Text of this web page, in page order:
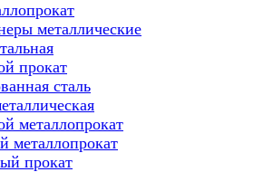
металлические
прокат
сталь
металлопрокат
металлопрокат
прокат